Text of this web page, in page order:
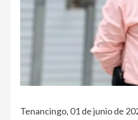
Tenancingo, 01 de junio de